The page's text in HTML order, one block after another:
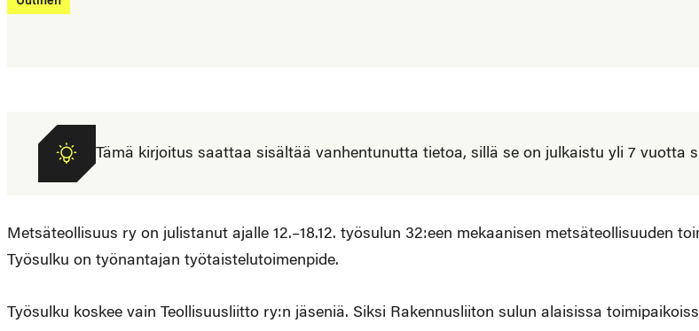
Tämä kirjoitus saattaa sisältää vanhentunutta tietoa, sillä se on julkaistu yli 7 vuotta
Metsäteollisuus ry on julistanut ajalle 12.–18.12. työsulun 32:een mekaanisen metsäteollisuuden
Työsulku on työnantajan työtaistelutoimenpide.
Työsulku koskee vain Teollisuusliitto ry:n jäseniä. Siksi Rakennusliiton sulun alaisissa